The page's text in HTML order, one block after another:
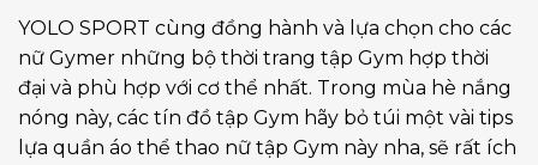
YOLO SPORT cùng đồng hành và lựa chọn cho các
nữ Gymer những bộ thời trang tập Gym hợp thời
đại và phù hợp với cơ thể nhất. Trong mùa hè nắng
nóng này, các tín đồ tập Gym hãy bỏ túi một vài tips
lựa quần áo thể thao nữ tập Gym này nha, sẽ rất ích